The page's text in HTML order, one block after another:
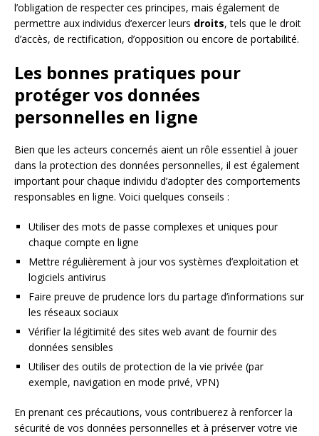
l’obligation de respecter ces principes, mais également de
permettre aux individus d’exercer leurs droits, tels que le droit
d’accès, de rectification, d’opposition ou encore de portabilité.
Les bonnes pratiques pour
protéger vos données
personnelles en ligne
Bien que les acteurs concernés aient un rôle essentiel à jouer
dans la protection des données personnelles, il est également
important pour chaque individu d’adopter des comportements
responsables en ligne. Voici quelques conseils :
Utiliser des mots de passe complexes et uniques pour
chaque compte en ligne
Mettre régulièrement à jour vos systèmes d’exploitation et
logiciels antivirus
Faire preuve de prudence lors du partage d’informations sur
les réseaux sociaux
Vérifier la légitimité des sites web avant de fournir des
données sensibles
Utiliser des outils de protection de la vie privée (par
exemple, navigation en mode privé, VPN)
En prenant ces précautions, vous contribuerez à renforcer la
sécurité de vos données personnelles et à préserver votre vie